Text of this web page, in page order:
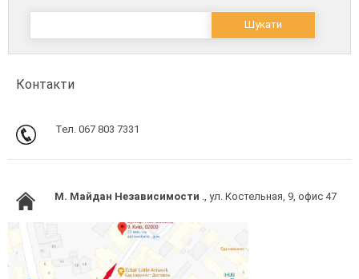
Пошук:
Контакти
Тел. 067 803 7331
M. Майдан Независимости ., ул. Костельная, 9, офис 47